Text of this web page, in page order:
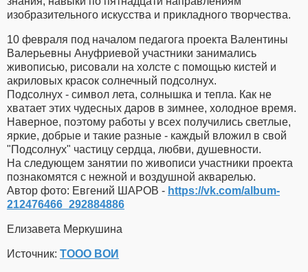
изобразительного искусства и прикладного творчества.
10 февраля под началом педагога проекта Валентины
Валерьевны Ануфриевой участники занимались
живописью, рисовали на холсте с помощью кистей и
акриловых красок солнечный подсолнух.
Подсолнух - символ лета, солнышка и тепла. Как не
хватает этих чудесных даров в зимнее, холодное время.
Наверное, поэтому работы у всех получились светлые,
яркие, добрые и такие разные - каждый вложил в свой
"Подсолнух" частицу сердца, любви, душевности.
На следующем занятии по живописи участники проекта
познакомятся с нежной и воздушной акварелью.
Автор фото: Евгений ШАРОВ - https://vk.com/album-
212476466_292884886
Елизавета Меркушина
Источник: ТООО ВОИ